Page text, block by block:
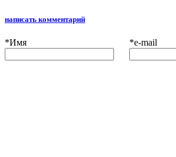
написать комментарий
*Имя *e-mail